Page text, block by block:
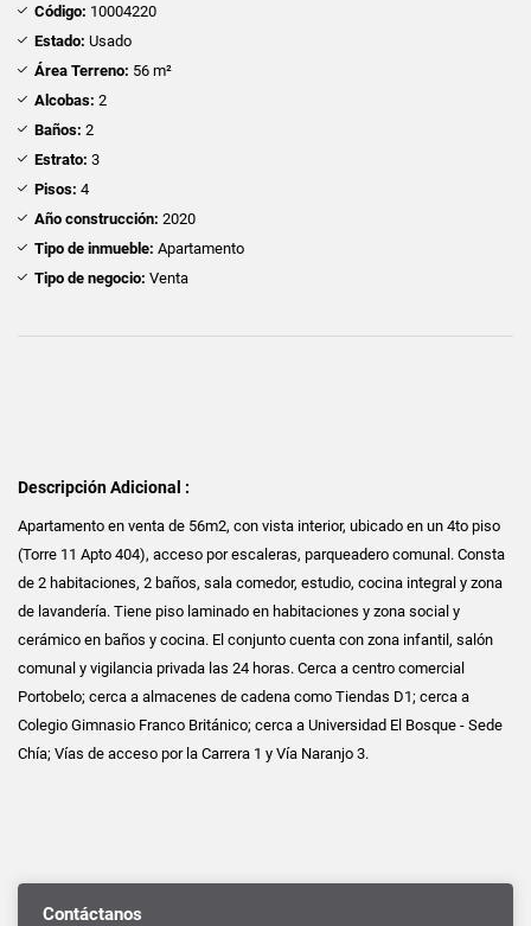
Código: 10004220
Estado: Usado
Área Terreno: 56 m²
Alcobas: 2
Baños: 2
Estrato: 3
Pisos: 4
Año construcción: 2020
Tipo de inmueble: Apartamento
Tipo de negocio: Venta
Descripción Adicional :
Apartamento en venta de 56m2, con vista interior, ubicado en un 4to piso
(Torre 11 Apto 404), acceso por escaleras, parqueadero comunal. Consta
de 2 habitaciones, 2 baños, sala comedor, estudio, cocina integral y zona
de lavandería. Tiene piso laminado en habitaciones y zona social y
cerámico en baños y cocina. El conjunto cuenta con zona infantil, salón
comunal y vigilancia privada las 24 horas. Cerca a centro comercial
Portobelo; cerca a almacenes de cadena como Tiendas D1; cerca a
Colegio Gimnasio Franco Británico; cerca a Universidad El Bosque - Sede
Chía; Vías de acceso por la Carrera 1 y Vía Naranjo 3.
Contáctanos